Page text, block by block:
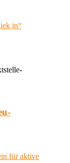
in“
für aktive